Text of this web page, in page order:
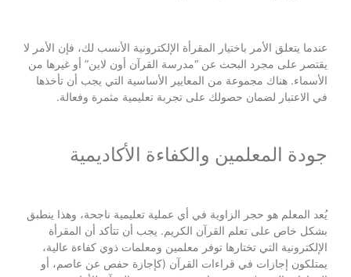
عندما يتعلق الأمر باختيار المقرأة الإلكترونية الأنسب لك، فإن الأمر لا
يقتصر على مجرد البحث عن “مدرسة القرآن أون لاين” أو غيرها من
الأسماء. هناك مجموعة من المعايير الأساسية التي يجب أن تأخذها
في الاعتبار لضمان حصولك على تجربة تعليمية مثمرة وفعالة.
جودة المعلمين والكفاءة الأكاديمية
يُعد المعلم هو حجر الزاوية في أي عملية تعليمية ناجحة، وهذا ينطبق
بشكل خاص على تعلم القرآن الكريم. يجب أن تتأكد أن المقرأة
الإلكترونية التي تختارها توفر معلمين ومعلمات ذوي كفاءة عالية،
يمتلكون إجازات في قراءات القرآن (كإجازة حفص عن عاصم، أو